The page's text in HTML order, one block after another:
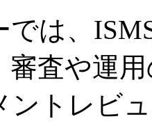
は、
審査や運
ントレビ